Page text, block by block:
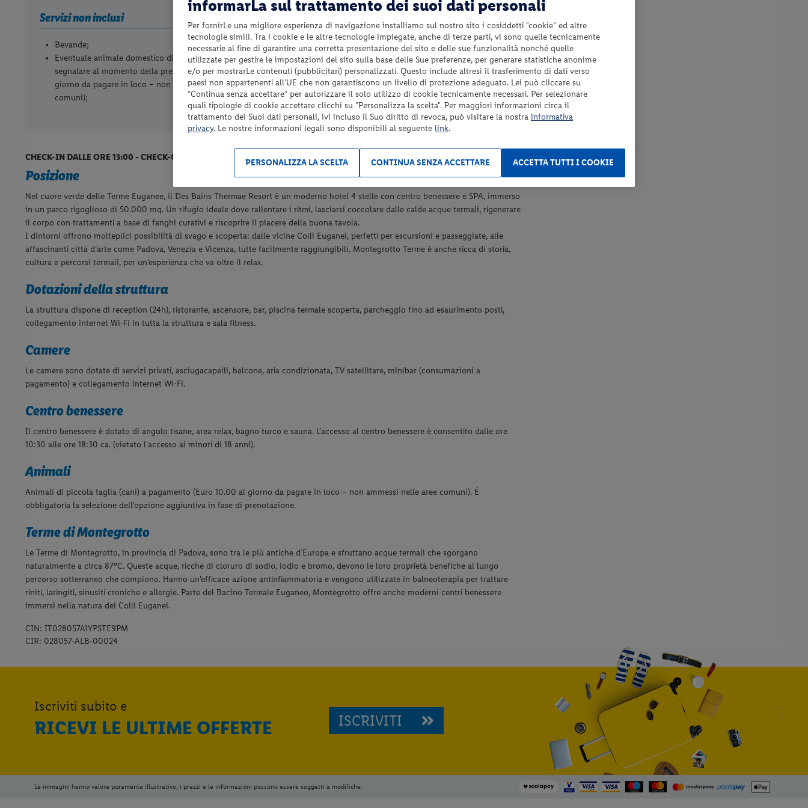
Servizi non inclusi
Bevande;
Eventuale animale domestico di piccola taglia (cane) da
segnalare al momento della prenotazione (Euro 10.00 al
giorno da pagare in loco – non ammessi nelle aree
comuni);
Massaggi e trattamenti beauty su prenotazione a
pagamento;
Tassa di soggiorno da pagare in loco se prevista;
Tutto quanto non espressamente indicato nel paragrafo
“Servizi inclusi”.
CHECK-IN DALLE ORE 13:00 - CHECK-OUT ENTRO LE ORE 11:30
Posizione
Nel cuore verde delle Terme Euganee, il Des Bains Thermae Resort è un moderno hotel 4 stelle con centro benessere e SPA, immerso
in un parco rigoglioso di 50.000 mq. Un rifugio ideale dove rallentare i ritmi, lasciarsi coccolare dalle calde acque termali, rigenerare
il corpo con trattamenti a base di fanghi curativi e riscoprire il piacere della buona tavola.
I dintorni offrono molteplici possibilità di svago e scoperta: dalle vicine Colli Euganei, perfetti per escursioni e passeggiate, alle
affascinanti città d’arte come Padova, Venezia e Vicenza, tutte facilmente raggiungibili. Montegrotto Terme è anche ricca di storia,
cultura e percorsi termali, per un’esperienza che va oltre il relax.
Dotazioni della struttura
La struttura dispone di reception (24h), ristorante, ascensore, bar, piscina termale scoperta, parcheggio fino ad esaurimento posti,
collegamento internet Wi-Fi in tutta la struttura e sala fitness.
Camere
Le camere sono dotate di servizi privati, asciugacapelli, balcone, aria condizionata, TV satellitare, minibar (consumazioni a
pagamento) e collegamento internet Wi-Fi.
Centro benessere
Il centro benessere è dotato di angolo tisane, area relax, bagno turco e sauna. L’accesso al centro benessere è consentito dalle ore
10:30 alle ore 18:30 ca. (vietato l'accesso ai minori di 18 anni).
Animali
Animali di piccola taglia (cani) a pagamento (Euro 10.00 al giorno da pagare in loco – non ammessi nelle aree comuni). É
obbligatoria la selezione dell’opzione aggiuntiva in fase di prenotazione.
Terme di Montegrotto
Le Terme di Montegrotto, in provincia di Padova, sono tra le più antiche d’Europa e sfruttano acque termali che sgorgano
naturalmente a circa 87°C. Queste acque, ricche di cloruro di sodio, iodio e bromo, devono le loro proprietà benefiche al lungo
percorso sotterraneo che compiono. Hanno un'efficace azione antinfiammatoria e vengono utilizzate in balneoterapia per trattare
riniti, laringiti, sinusiti croniche e allergie. Parte del Bacino Termale Euganeo, Montegrotto offre anche moderni centri benessere
immersi nella natura dei Colli Euganei.
CIN: IT028057A1YPSTE9PM
CIR: 028057-ALB-00024
Iscriviti subito e
RICEVI LE ULTIME OFFERTE ISCRIVITI
Le immagini hanno valore puramente illustrativo; i prezzi e le informazioni possono essere soggetti a modifiche.
informarLa sul trattamento dei suoi dati personali
Per fornirLe una migliore esperienza di navigazione installiamo sul nostro sito i cosiddetti "cookie" ed altre
tecnologie simili. Tra i cookie e le altre tecnologie impiegate, anche di terze parti, vi sono quelle tecnicamente
necessarie al fine di garantire una corretta presentazione del sito e delle sue funzionalità nonché quelle
utilizzate per gestire le impostazioni del sito sulla base delle Sue preferenze, per generare statistiche anonime
e/o per mostrarLe contenuti (pubblicitari) personalizzati. Questo include altresì il trasferimento di dati verso
paesi non appartenenti all'UE che non garantiscono un livello di protezione adeguato. Lei può cliccare su
“Continua senza accettare” per autorizzare il solo utilizzo di cookie tecnicamente necessari. Per selezionare
quali tipologie di cookie accettare clicchi su "Personalizza la scelta". Per maggiori informazioni circa il
trattamento dei Suoi dati personali, ivi incluso il Suo diritto di revoca, può visitare la nostra informativa
privacy. Le nostre informazioni legali sono disponibili al seguente link.
ACCETTA TUTTI I COOKIE
CONTINUA SENZA ACCETTARE
PERSONALIZZA LA SCELTA